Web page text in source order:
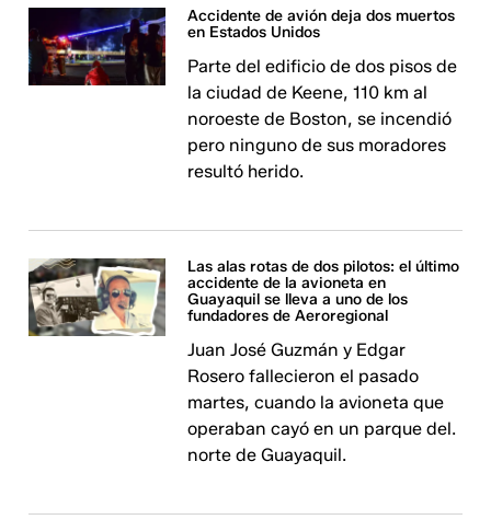
Accidente de avión deja dos muertos
en Estados Unidos
Parte del edificio de dos pisos de
la ciudad de Keene, 110 km al
noroeste de Boston, se incendió
pero ninguno de sus moradores
resultó herido.
Las alas rotas de dos pilotos: el último
accidente de la avioneta en
Guayaquil se lleva a uno de los
fundadores de Aeroregional
Juan José Guzmán y Edgar
Rosero fallecieron el pasado
martes, cuando la avioneta que
operaban cayó en un parque del.
norte de Guayaquil.